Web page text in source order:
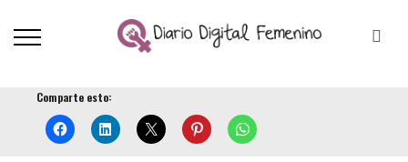
Comparte esto: